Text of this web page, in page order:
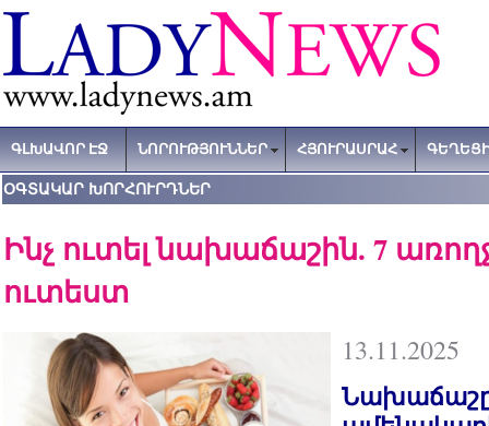
ԳԼԽԱՎՈՐ ԷՋ ՆՈՐՈՒԹՅՈՒՆՆԵՐ ՀՅՈՒՐԱՍՐԱՀ
ՕԳՏԱԿԱՐ ԽՈՐՀՈՒՐԴՆԵՐ
Ինչ ուտել նախաճաշին. 7
ուտեստ
13.11.2025